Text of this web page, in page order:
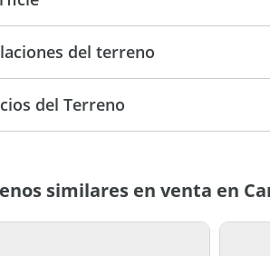
del terreno
del Terreno
similares en venta en